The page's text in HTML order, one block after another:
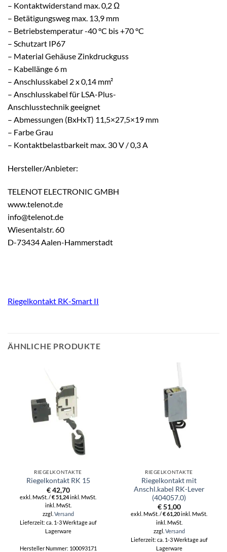
– Kontaktwiderstand max. 0,2 Ω
– Betätigungsweg max. 13,9 mm
– Betriebstemperatur -40 °C bis +70 °C
– Schutzart IP67
– Material Gehäuse Zinkdruckguss
– Kabellänge 6 m
– Anschlusskabel 2 x 0,14 mm²
– Anschlusskabel für LSA-Plus-
Anschlusstechnik geeignet
– Abmessungen (BxHxT) 11,5×27,5×19 mm
– Farbe Grau
– Kontaktbelastbarkeit max. 30 V / 0,3 A
Hersteller/Anbieter:
TELENOT ELECTRONIC GMBH
www.telenot.de
info@telenot.de
Wiesentalstr. 60
D-73434 Aalen-Hammerstadt
Riegelkontakt RK-Smart II
ÄHNLICHE PRODUKTE
RIEGELKONTAKTE
Riegelkontakt RK 15
€42,70
exkl. MwSt. /€51,24inkl. MwSt.
inkl. MwSt.
zzgl. Versand
Lieferzeit: ca. 1-3 Werktage auf
Lagerware
Hersteller Nummer: 100093171
RIEGELKONTAKTE
Riegelkontakt mit
Anschl.kabel RK-Lever
(404057.0)
€51,00
exkl. MwSt. /€61,20inkl. MwSt.
inkl. MwSt.
zzgl. Versand
Lieferzeit: ca. 1-3 Werktage auf
Lagerware